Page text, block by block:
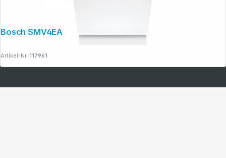
Bosch SMV4EAX28E
Artikel-Nr.:117961